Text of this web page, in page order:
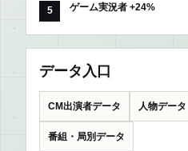
ゲーム実況者 +24%
データ入口
CM出演者データ 人物データ
番組・局別データ